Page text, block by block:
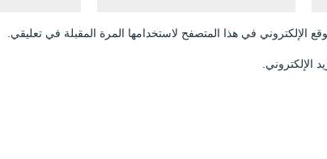
الإلكتروني في هذا المتصفح لاستخدامها المرة المقبلة في تعليقي.
الإلكتروني.